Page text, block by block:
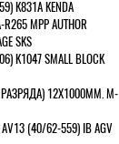
K831A KENDA
MPP AUTHOR
SKS
K1047 SMALL BLOCK
12Х1000ММ. M-
(40/62-559) IB AGV